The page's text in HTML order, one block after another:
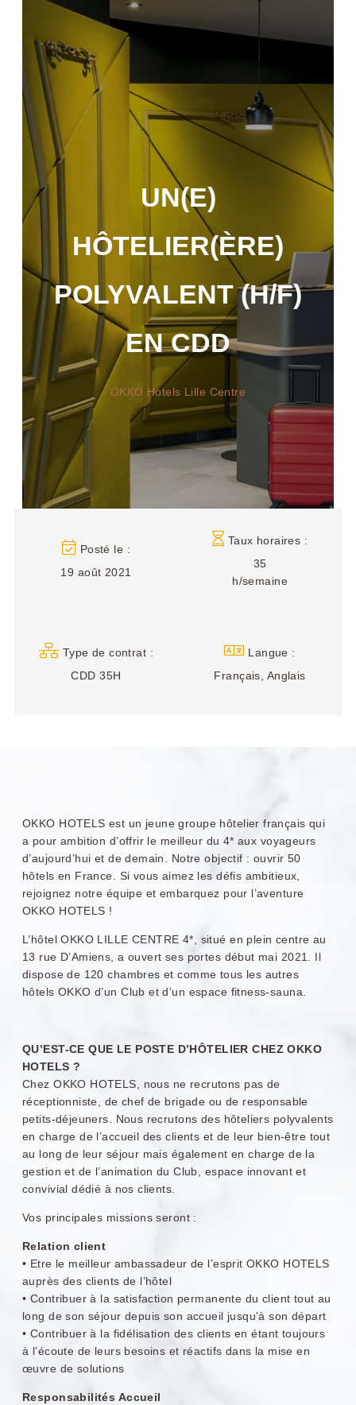
UN(E)
HÔTELIER(ÈRE)
POLYVALENT (H/F)
EN CDD
OKKO Hotels Lille Centre
Posté le :
19 août 2021
Taux horaires :
35
h/semaine
Type de contrat :
CDD 35H
Langue :
Français, Anglais
OKKO HOTELS est un jeune groupe hôtelier français qui
a pour ambition d’offrir le meilleur du 4* aux voyageurs
d’aujourd’hui et de demain. Notre objectif : ouvrir 50
hôtels en France. Si vous aimez les défis ambitieux,
rejoignez notre équipe et embarquez pour l’aventure
OKKO HOTELS !
L’hôtel OKKO LILLE CENTRE 4*, situé en plein centre au
13 rue D’Amiens, a ouvert ses portes début mai 2021. Il
dispose de 120 chambres et comme tous les autres
hôtels OKKO d’un Club et d’un espace fitness-sauna.
QU’EST-CE QUE LE POSTE D’HÔTELIER CHEZ OKKO
HOTELS ?
Chez OKKO HOTELS, nous ne recrutons pas de
réceptionniste, de chef de brigade ou de responsable
petits-déjeuners. Nous recrutons des hôteliers polyvalents
en charge de l’accueil des clients et de leur bien-être tout
au long de leur séjour mais également en charge de la
gestion et de l’animation du Club, espace innovant et
convivial dédié à nos clients.
Vos principales missions seront :
Relation client
• Etre le meilleur ambassadeur de l’esprit OKKO HOTELS
auprès des clients de l’hôtel
• Contribuer à la satisfaction permanente du client tout au
long de son séjour depuis son accueil jusqu’à son départ
• Contribuer à la fidélisation des clients en étant toujours
à l’écoute de leurs besoins et réactifs dans la mise en
œuvre de solutions
Responsabilités Accueil
OKKO
Hotels
Choisissez votre hôtel :
OKKO Hotels Paris
Gare de l'Est
OKKO Hotels Paris
Porte de Versailles
OKKO Hotels Paris
OKKO Hotels Nantes
OKKO Hotels Cannes
Centre
Bayonne Centre
OKKO Hotels
Strasbourg Centre
OKKO Hotels Toulon
Centre
OKKO Hotels Lille
Centre
OKKO Hotels Nice
Aéroport